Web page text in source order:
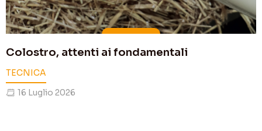
Colostro, attenti ai fondamentali
TECNICA
16 Luglio 2026